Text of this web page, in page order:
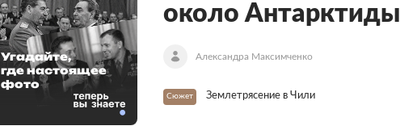
около Антарктиды
Александра Максимченко
Сюжет Землетрясение в Чили
Угадайте,
где настоящее
фото